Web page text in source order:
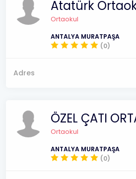
Atatürk
Ortaokul
ANTALYA MURATPAŞA
(0)
Adres
ÖZEL ÇATI
Ortaokul
ANTALYA MURATPAŞA
(0)